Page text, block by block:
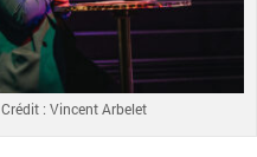
Crédit : Vincent Arbelet